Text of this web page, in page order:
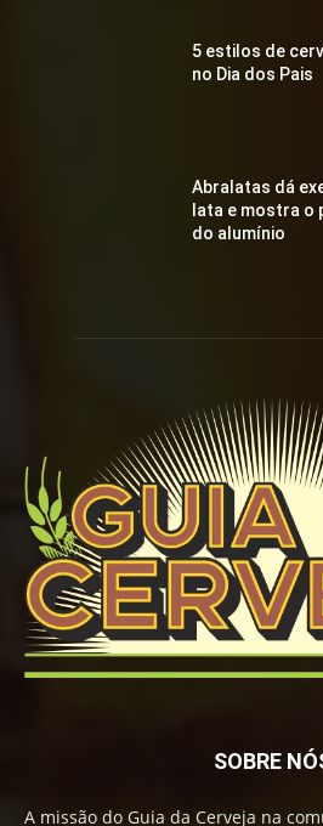
5 estilos de
no Dia dos Pais
Abralatas dá
lata e mostra o
do alumínio
SOBRE
A missão do Guia da Cerveja na